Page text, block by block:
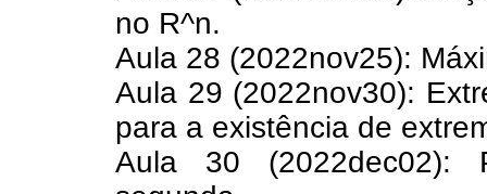
no R^n.
Aula 28 (2022nov25):
Aula 29 (2022nov30):
para a existência de
Aula 30 (2022dec02):